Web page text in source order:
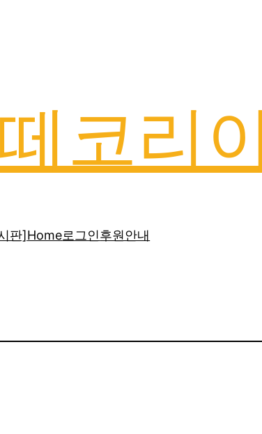
코리
판]Home로그인후원안내